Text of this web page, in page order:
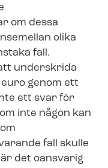
om dessa
olika
fall.
underskrida
genom ett
ett svar för
inte någon kan
fall skulle
det oansvarig